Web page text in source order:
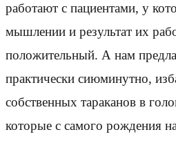
работают с пациентами, у
мышлении и результат их
положительный. А нам
практически сиюминутно,
собственных тараканов в
которые с самого рождения